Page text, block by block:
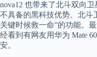
nova12 也带来了北斗双向
不具备的黑科技优势。北斗
关键时候救一命”的功能。
经看到有网友用华为 Mate
安。